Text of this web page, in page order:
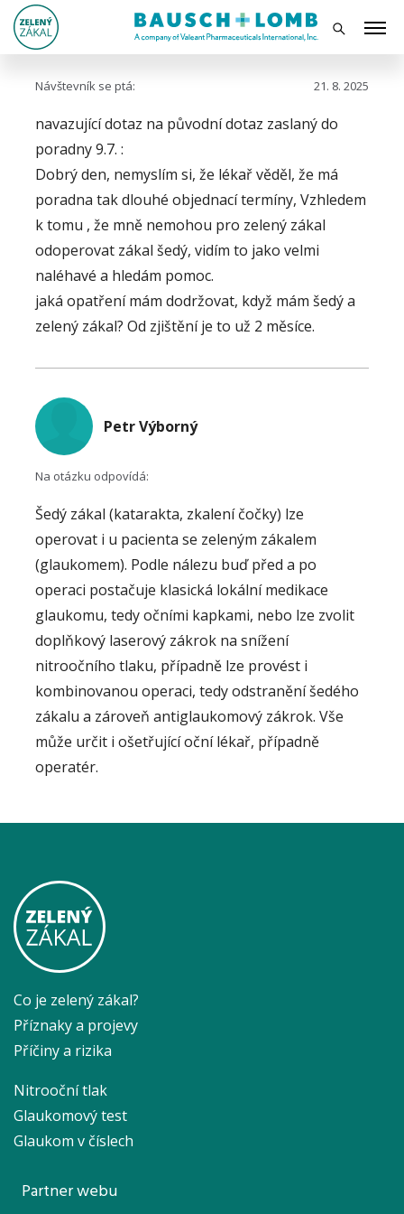
Návštevník se ptá: 21. 8. 2025
navazující dotaz na původní dotaz zaslaný do
poradny 9.7. :
Dobrý den, nemyslím si, že lékař věděl, že má
poradna tak dlouhé objednací termíny, Vzhledem
k tomu , že mně nemohou pro zelený zákal
odoperovat zákal šedý, vidím to jako velmi
naléhavé a hledám pomoc.
jaká opatření mám dodržovat, když mám šedý a
zelený zákal? Od zjištění je to už 2 měsíce.
Petr Výborný
Na otázku odpovídá:
Šedý zákal (katarakta, zkalení čočky) lze
operovat i u pacienta se zeleným zákalem
(glaukomem). Podle nálezu buď před a po
operaci postačuje klasická lokální medikace
glaukomu, tedy očními kapkami, nebo lze zvolit
doplňkový laserový zákrok na snížení
nitroočního tlaku, případně lze provést i
kombinovanou operaci, tedy odstranění šedého
zákalu a zároveň antiglaukomový zákrok. Vše
může určit i ošetřující oční lékař, případně
operatér.
Co je zelený zákal?
Příznaky a projevy
Příčiny a rizika
Nitrooční tlak
Glaukomový test
Glaukom v číslech
Partner webu